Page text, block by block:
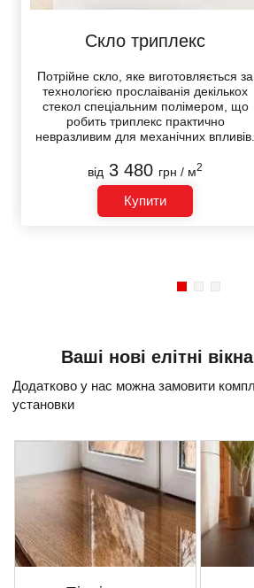
Cкло триплекс
Потрійне скло, яке виготовляється за
технологією прослаювання декількох
стекол спеціальним полімером, що
робить триплекс практично
невразливим для механічних впливів.
Cкло триплекс
Потрійне скло, яке виготовляється за
технологією прослаіванія декількох
стекол спеціальним полімером, що
робить триплекс практично
невразливим для механічних впливів.
від 3 480 грн / м2
Купити
Ваші нові елітні
Додатково у нас можна замовити
установки